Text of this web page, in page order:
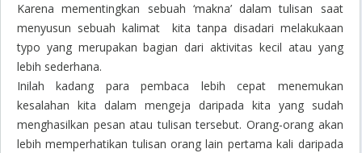
Karena mementingkan sebuah ‘makna’ dalam tulisan saat
menyusun sebuah kalimat kita tanpa disadari melakukaan
typo yang merupakan bagian dari aktivitas kecil atau yang
lebih sederhana.
Inilah kadang para pembaca lebih cepat menemukan
kesalahan kita dalam mengeja daripada kita yang sudah
menghasilkan pesan atau tulisan tersebut. Orang-orang akan
lebih memperhatikan tulisan orang lain pertama kali daripada